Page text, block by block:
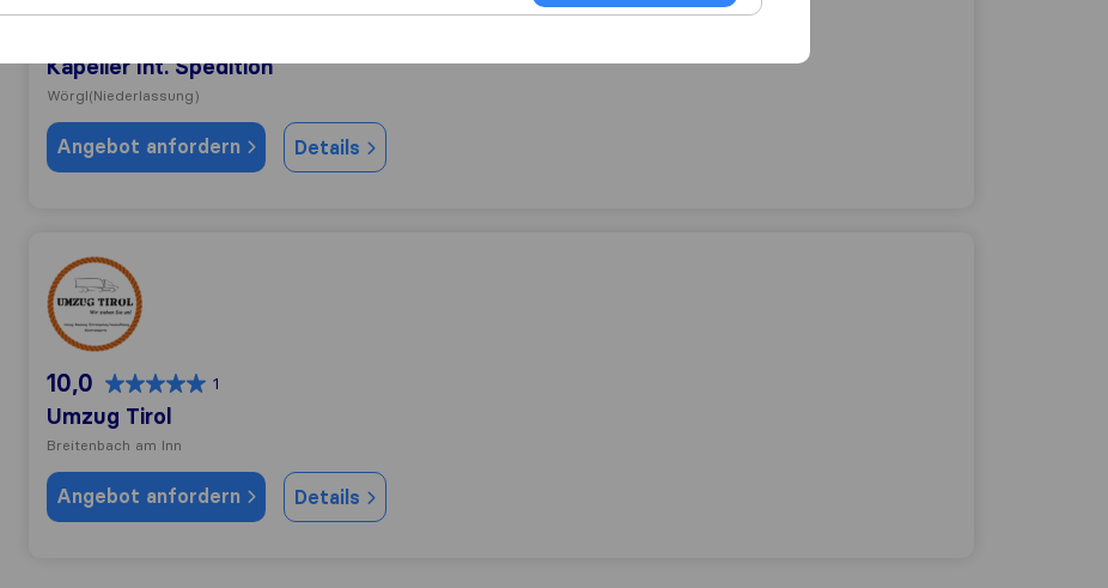
Kapeller Int. Spedition
Wörgl(Niederlassung)
Angebot anfordern Details
Umzug Tirol
10,0 1
Umzug Tirol
Breitenbach am Inn
Angebot anfordern Details